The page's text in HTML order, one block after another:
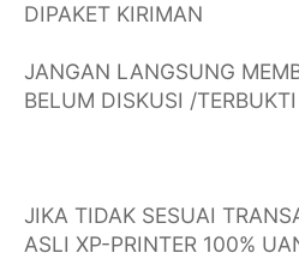
DIPAKET KIRIMAN
JANGAN LANGSUNG
BELUM DISKUSI /TERBUKTI
JIKA TIDAK SESUAI
ASLI XP-PRINTER 100%